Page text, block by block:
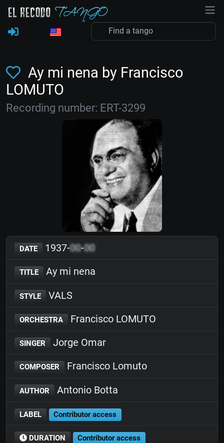
Ay mi nena by Francisco
LOMUTO
Recording number: ERT-3299
DATE 1937-00-00
TITLE Ay mi nena
STYLE VALS
ORCHESTRA Francisco LOMUTO
SINGER Jorge Omar
COMPOSER Francisco Lomuto
AUTHOR Antonio Botta
LABEL Contributor access
DURATION Contributor access